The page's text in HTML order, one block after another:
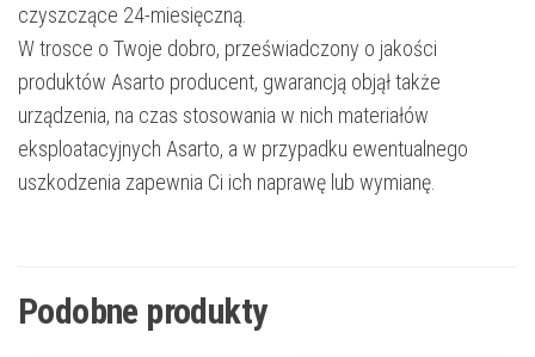
czyszczące 24-miesięczną.
W trosce o Twoje dobro, przeświadczony o jakości
produktów Asarto producent, gwarancją objął także
urządzenia, na czas stosowania w nich materiałów
eksploatacyjnych Asarto, a w przypadku ewentualnego
uszkodzenia zapewnia Ci ich naprawę lub wymianę.
Podobne produkty